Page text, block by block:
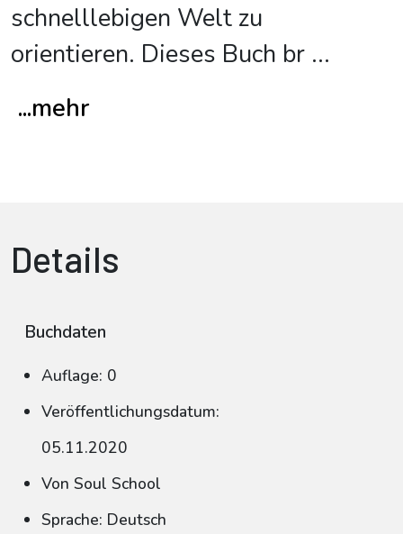
schnelllebigen Welt zu
orientieren. Dieses Buch br ...
...mehr
Details
Buchdaten
Auflage: 0
Veröffentlichungsdatum:
05.11.2020
Von Soul School
Sprache: Deutsch